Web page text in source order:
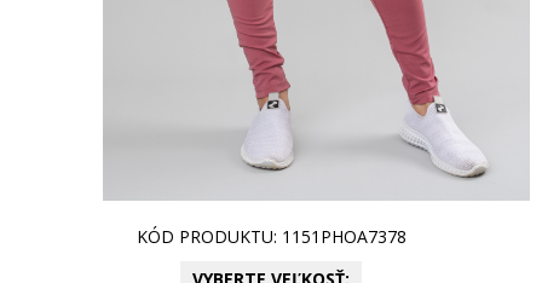
KÓD PRODUKTU: 1151PHOA7378
VYBERTE VEĽKOSŤ: